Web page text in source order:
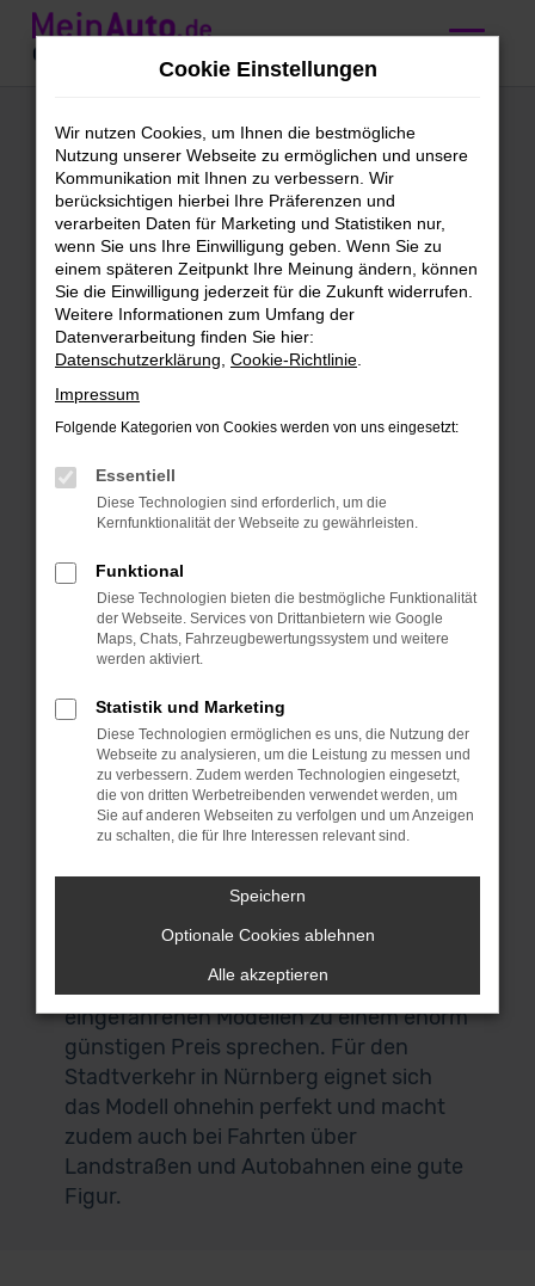
Zum
Hauptinhalt
Mercedes-Benz
CLA-Klasse
Vorführwagen
kaufen mit
Lieferservice nach
Nürnberg
Höchst vorzeigbar: unsere
Mercedes-Benz CLA-Klasse
Vorführwagen für Nürnberg
CLA-Klasse Vorführwagen. Wir finden,
dass für deine Mobilität in Nürnberg
kaum eine geeigneter Alternative
existiert. Mercedes-Benz CLA-Klasse
Bedenke bitte, dass die Fahrzeuge in
aller Regel dem Zweck dienten,
Neuwagen zu verkaufen und deren
Vorteile zu demonstrieren. Nach meist
nur wenigen Fahrten werden die Autos
Vorführwagen aussortiert und gelangen
in den Verkauf. Die Qualität hat unter
gelitten und so ließe sich eher von gut
eingefahrenen Modellen zu einem enorm
günstigen Preis sprechen. Für den
Stadtverkehr in Nürnberg eignet sich
das Modell ohnehin perfekt und macht
zudem auch bei Fahrten über
Landstraßen und Autobahnen eine gute
Figur.
Cookie Einstellungen
Wir nutzen Cookies, um Ihnen die bestmögliche
Nutzung unserer Webseite zu ermöglichen und unsere
Kommunikation mit Ihnen zu verbessern. Wir
berücksichtigen hierbei Ihre Präferenzen und
verarbeiten Daten für Marketing und Statistiken nur,
wenn Sie uns Ihre Einwilligung geben. Wenn Sie zu
einem späteren Zeitpunkt Ihre Meinung ändern, können
Sie die Einwilligung jederzeit für die Zukunft widerrufen.
Weitere Informationen zum Umfang der
Datenverarbeitung finden Sie hier:
Datenschutzerklärung Cookie-Richtlinie
Impressum
Folgende Kategorien von Cookies werden von uns eingesetzt:
Essentiell
Diese Technologien sind erforderlich, um die
Kernfunktionalität der Webseite zu gewährleisten.
Funktional
Diese Technologien bieten die bestmögliche Funktionalität
der Webseite. Services von Drittanbietern wie Google
Maps, Chats, Fahrzeugbewertungssystem und weitere
werden aktiviert.
Statistik und Marketing
Diese Technologien ermöglichen es uns, die Nutzung der
Webseite zu analysieren, um die Leistung zu messen und
zu verbessern. Zudem werden Technologien eingesetzt,
die von dritten Werbetreibenden verwendet werden, um
Sie auf anderen Webseiten zu verfolgen und um Anzeigen
zu schalten, die für Ihre Interessen relevant sind.
Speichern
Optionale Cookies ablehnen
Alle akzeptieren